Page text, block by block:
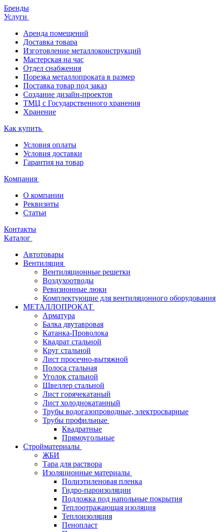
Бренды
Услуги
Аренда помещений
Доставка товара
Изготовление металлоконструкций
Мастерская на час
Отдел снабжения
Порезка металлопроката в размер
Поставка товар под заказ
Создание дизайн-проектов
ТМЦ с Государственного хранения
Хранение
Как купить
Условия оплаты
Условия доставки
Гарантия на товар
Компания
О компании
Реквизиты
Статьи
Контакты
Каталог
Автотовары
Вентиляция
Вентиляционные решетки
Воздухоотводы
Ревизионные люки
Комплектующие для вентиляцонного оборудования
МЕТАЛЛОПРОКАТ
Арматура
Балка двутавровая
Катанка-Проволока
Квадрат стальной
Круг стальной
Лист просечно-вытяжной
Полоса стальная
Уголок стальной
Швеллер стальной
Лист горячекатаный
Лист холоднокатанный
Трубы водогазопроводные, электросварные
Трубы профильные
Квадратные
Прямоугольные
Стройматериалы
ЖБИ
Тара для раствора
Изоляционные материалы
Полиэтиленовая пленка
Гидро-пароизоляции
Подложка под напольные покрытия
Теплоотражающая изоляция
Теплоизоляция
Пенопласт